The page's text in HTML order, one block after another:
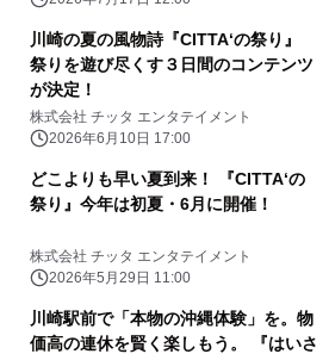
川崎の夏の風物詩『CITTA‘の祭り』
祭りを遊び尽くす３日間のコンテンツ
が決定！
株式会社 チッタ エンタテイメント
2026年6月10日 17:00
どこよりも早い夏到来！ 『CITTA‘の
祭り』今年は初夏・6月に開催！
株式会社 チッタ エンタテイメント
2026年5月29日 11:00
川崎駅前で「本物の沖縄体験」を。物
価高の連休を賢く楽しもう。 『はいさ